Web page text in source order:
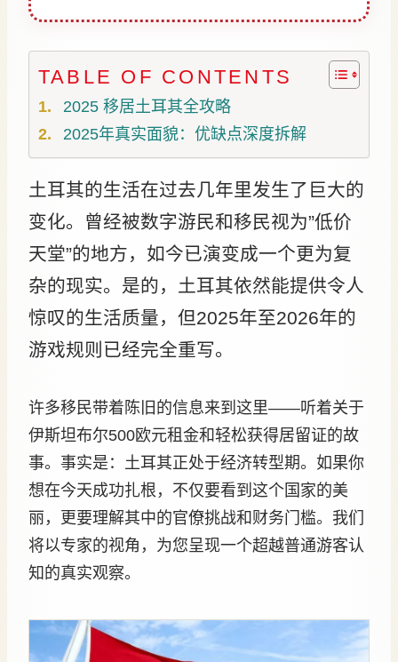
TABLE OF CONTENTS
2025 移居土耳其全攻略
2025年真实面貌：优缺点深度拆解
土耳其的生活在过去几年里发生了巨大的
变化。曾经被数字游民和移民视为”低价
天堂”的地方，如今已演变成一个更为复
杂的现实。是的，土耳其依然能提供令人
惊叹的生活质量，但2025年至2026年的
游戏规则已经完全重写。
许多移民带着陈旧的信息来到这里——听着关于
伊斯坦布尔500欧元租金和轻松获得居留证的故
事。事实是：土耳其正处于经济转型期。如果你
想在今天成功扎根，不仅要看到这个国家的美
丽，更要理解其中的官僚挑战和财务门槛。我们
将以专家的视角，为您呈现一个超越普通游客认
知的真实观察。